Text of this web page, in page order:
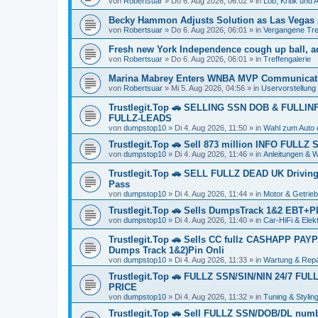
Becky Hammon Adjusts Solution as Las
von Robertsuar » Do 6. Aug 2026, 06:01 » in Vergangene
Fresh new York Independence cough up ball,
von Robertsuar » Do 6. Aug 2026, 06:01 » in Treffengalerie
Marina Mabrey Enters WNBA MVP
von Robertsuar » Mi 5. Aug 2026, 04:56 » in Uservorstellung
Trustlegit.Top 🚗 SELLING SSN DOB &
FULLZ-LEADS
von dumpstop10 » Di 4. Aug 2026, 11:50 » in Wahl zum Auto
Trustlegit.Top 🚗 Sell 873 million INFO FULLZ
von dumpstop10 » Di 4. Aug 2026, 11:46 » in Anleitungen &
Trustlegit.Top 🚗 SELL FULLZ DEAD UK
Pass
von dumpstop10 » Di 4. Aug 2026, 11:44 » in Motor &
Trustlegit.Top 🚗 Sells DumpsTrack 1&2
von dumpstop10 » Di 4. Aug 2026, 11:40 » in Car-HiFi &
Trustlegit.Top 🚗 Sells CC fullz CASHAPP
Dumps Track 1&2)Pin Onli
von dumpstop10 » Di 4. Aug 2026, 11:33 » in Wartung &
Trustlegit.Top 🚗 FULLZ SSN/SIN/NIN 24/7
PRICE
von dumpstop10 » Di 4. Aug 2026, 11:32 » in Tuning &
Trustlegit.Top 🚗 Sell FULLZ SSN/DOB/DL